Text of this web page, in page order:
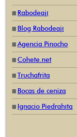
Rabodeají
Blog Rabodeají
Agencia Pinocho
Cohete.net
Truchafrita
Bocas de ceniza
Ignacio Piedrahíta